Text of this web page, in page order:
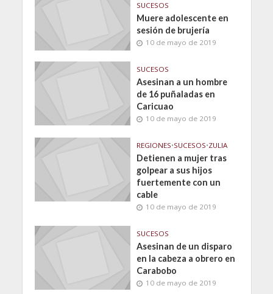
SUCESOS
Muere adolescente en
sesión de brujería
10 de mayo de 2019
SUCESOS
Asesinan a un hombre
de 16 puñaladas en
Caricuao
10 de mayo de 2019
REGIONES•SUCESOS•ZULIA
Detienen a mujer tras
golpear a sus hijos
fuertemente con un
cable
10 de mayo de 2019
SUCESOS
Asesinan de un disparo
en la cabeza a obrero en
Carabobo
10 de mayo de 2019